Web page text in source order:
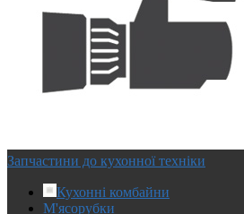
Запчастини до кухонної техніки
Кухонні комбайни
М'ясорубки